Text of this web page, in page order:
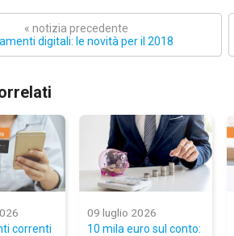
« notizia precedente
digitali: le novità per il 2018
correnti
09 luglio 2026
10 mila euro sul conto: